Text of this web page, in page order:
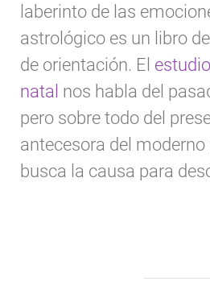
laberinto de las
astrológico es un libro
de orientación. El
natal nos habla del
pero sobre todo del
antecesora del
busca la causa para